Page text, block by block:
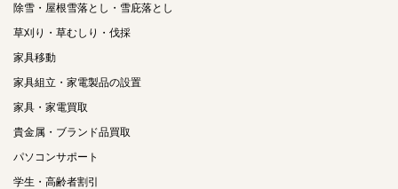
除雪・屋根雪落とし・雪庇落とし
草刈り・草むしり・伐採
家具移動
家具組立・家電製品の設置
家具・家電買取
貴金属・ブランド品買取
パソコンサポート
学生・高齢者割引